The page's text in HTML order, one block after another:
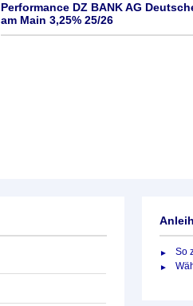
Performance DZ BANK AG
am Main 3,25% 25/26
So